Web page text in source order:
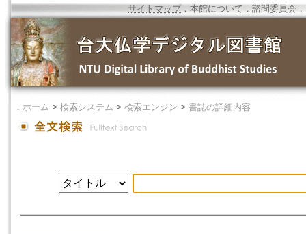
サイトマップ．本館について ． 諮問委員会 ．
． ホーム > 検索システム > 検索エンジン > 書誌の詳細内容